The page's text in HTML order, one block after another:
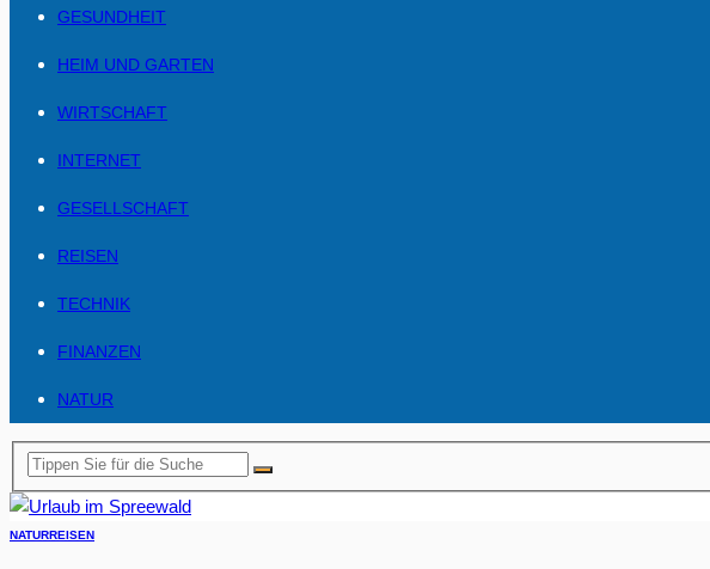
GESUNDHEIT
HEIM UND GARTEN
WIRTSCHAFT
INTERNET
GESELLSCHAFT
REISEN
TECHNIK
FINANZEN
NATUR
NATURREISEN